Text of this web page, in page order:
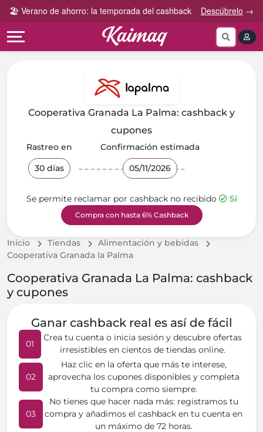
🏖️ Verano de ahorro: la temporada del cashback Descúbrelo →
Categorías
por
categoría
Gana
más
y
Gana
Guía
rápida
funciona
Contáctanos
Cooperativa Granada La Palma: cashback y
cupones
Rastreo en
30 días
Confirmación estimada
05/11/2026
Se permite reclamar por cashback no recibido Sí
Compra con hasta 6% Cashback
Inicio Tiendas
Alimentación y bebidas
Cooperativa Granada la Palma
Cooperativa Granada La Palma: cashback
y cupones
Ganar cashback real es así de fácil
01
Crea tu cuenta o inicia sesión y descubre ofertas
irresistibles en cientos de tiendas online.
02
Haz clic en la oferta que más te interese,
aprovecha los cupones disponibles y completa
tu compra como siempre.
03
No tienes que hacer nada más: registramos tu
compra y añadimos el cashback en tu cuenta en
un máximo de 72 horas.